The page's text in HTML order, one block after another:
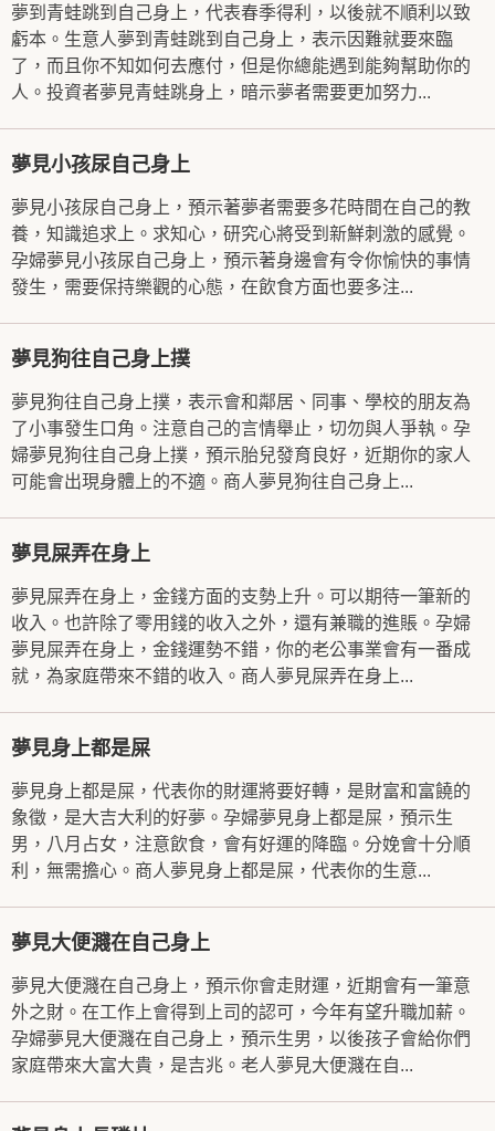
夢到青蛙跳到自己身上，代表春季得利，以後就不順利以致
虧本。生意人夢到青蛙跳到自己身上，表示因難就要來臨
了，而且你不知如何去應付，但是你總能遇到能夠幫助你的
人。投資者夢見青蛙跳身上，暗示夢者需要更加努力...
夢見小孩尿自己身上
夢見小孩尿自己身上，預示著夢者需要多花時間在自己的教
養，知識追求上。求知心，研究心將受到新鮮刺激的感覺。
孕婦夢見小孩尿自己身上，預示著身邊會有令你愉快的事情
發生，需要保持樂觀的心態，在飲食方面也要多注...
夢見狗往自己身上撲
夢見狗往自己身上撲，表示會和鄰居、同事、學校的朋友為
了小事發生口角。注意自己的言情舉止，切勿與人爭執。孕
婦夢見狗往自己身上撲，預示胎兒發育良好，近期你的家人
可能會出現身體上的不適。商人夢見狗往自己身上...
夢見屎弄在身上
夢見屎弄在身上，金錢方面的支勢上升。可以期待一筆新的
收入。也許除了零用錢的收入之外，還有兼職的進賬。孕婦
夢見屎弄在身上，金錢運勢不錯，你的老公事業會有一番成
就，為家庭帶來不錯的收入。商人夢見屎弄在身上...
夢見身上都是屎
夢見身上都是屎，代表你的財運將要好轉，是財富和富饒的
象徵，是大吉大利的好夢。孕婦夢見身上都是屎，預示生
男，八月占女，注意飲食，會有好運的降臨。分娩會十分順
利，無需擔心。商人夢見身上都是屎，代表你的生意...
夢見大便濺在自己身上
夢見大便濺在自己身上，預示你會走財運，近期會有一筆意
外之財。在工作上會得到上司的認可，今年有望升職加薪。
孕婦夢見大便濺在自己身上，預示生男，以後孩子會給你們
家庭帶來大富大貴，是吉兆。老人夢見大便濺在自...